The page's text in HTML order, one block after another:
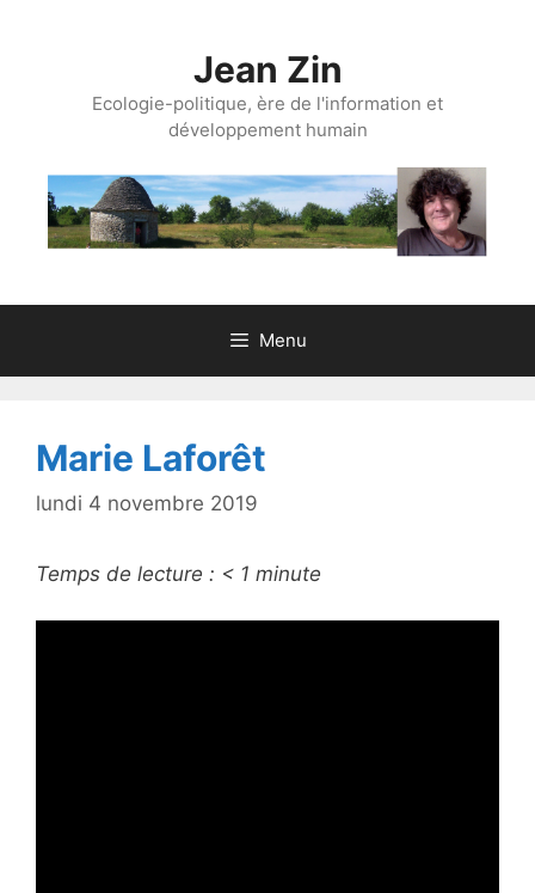
Jean Zin
Ecologie-politique, ère de l'information et
développement humain
Menu
Marie Laforêt
lundi 4 novembre 2019
Temps de lecture : < 1 minute